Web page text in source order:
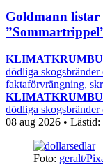
Goldmann
dödliga
faktaförvrängning,
dödliga skogsbränder
08 aug 2026 • Lästid:
Foto: geralt/